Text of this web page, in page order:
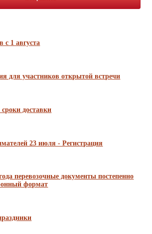
с 1 августа
для участников открытой встречи
доставки
23 июля - Регистрация
перевозочные документы постепенно
формат